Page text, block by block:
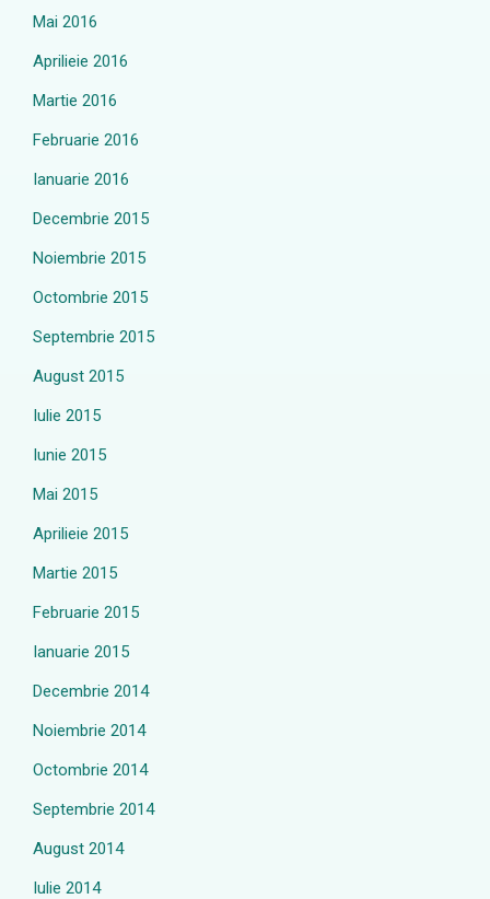
Mai 2016
Aprilieie 2016
Martie 2016
Februarie 2016
Ianuarie 2016
Decembrie 2015
Noiembrie 2015
Octombrie 2015
Septembrie 2015
August 2015
Iulie 2015
Iunie 2015
Mai 2015
Aprilieie 2015
Martie 2015
Februarie 2015
Ianuarie 2015
Decembrie 2014
Noiembrie 2014
Octombrie 2014
Septembrie 2014
August 2014
Iulie 2014